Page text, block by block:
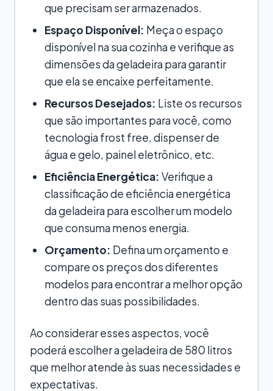
que precisam ser armazenados.
Espaço Disponível: Meça o espaço
disponível na sua cozinha e verifique as
dimensões da geladeira para garantir
que ela se encaixe perfeitamente.
Recursos Desejados: Liste os recursos
que são importantes para você, como
tecnologia frost free, dispenser de
água e gelo, painel eletrônico, etc.
Eficiência Energética: Verifique a
classificação de eficiência energética
da geladeira para escolher um modelo
que consuma menos energia.
Orçamento: Defina um orçamento e
compare os preços dos diferentes
modelos para encontrar a melhor opção
dentro das suas possibilidades.
Ao considerar esses aspectos, você
poderá escolher a geladeira de 580 litros
que melhor atende às suas necessidades e
expectativas.